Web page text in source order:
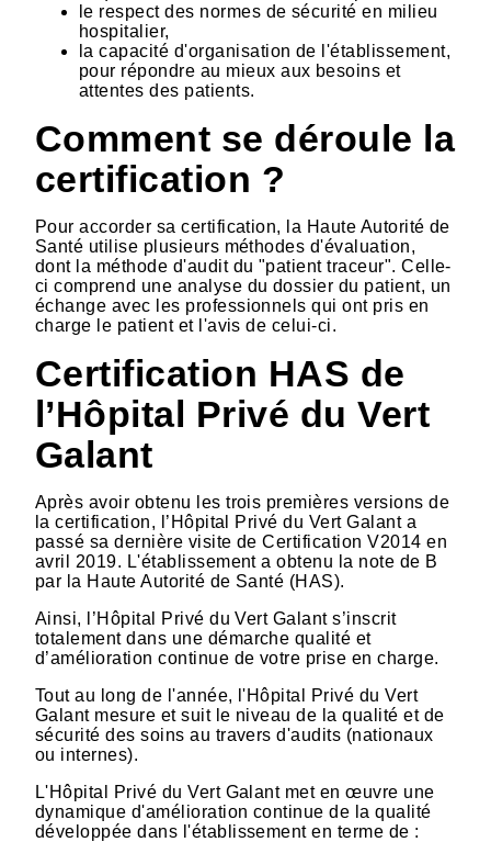
le respect des normes de sécurité en milieu
hospitalier,
la capacité d'organisation de l'établissement,
pour répondre au mieux aux besoins et
attentes des patients.
Comment se déroule la
certification ?
Pour accorder sa certification, la Haute Autorité de
Santé utilise plusieurs méthodes d'évaluation,
dont la méthode d'audit du "patient traceur". Celle-
ci comprend une analyse du dossier du patient, un
échange avec les professionnels qui ont pris en
charge le patient et l'avis de celui-ci.
Certification HAS de
l’Hôpital Privé du Vert
Galant
Après avoir obtenu les trois premières versions de
la certification, l’Hôpital Privé du Vert Galant a
passé sa dernière visite de Certification V2014 en
avril 2019. L'établissement a obtenu la note de B
par la Haute Autorité de Santé (HAS).
Ainsi, l’Hôpital Privé du Vert Galant s’inscrit
totalement dans une démarche qualité et
d’amélioration continue de votre prise en charge.
Tout au long de l'année, l'Hôpital Privé du Vert
Galant mesure et suit le niveau de la qualité et de
sécurité des soins au travers d'audits (nationaux
ou internes).
L'Hôpital Privé du Vert Galant met en œuvre une
dynamique d'amélioration continue de la qualité
développée dans l'établissement en terme de :